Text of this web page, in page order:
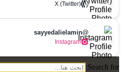
X (Twitter)
@sayyedalielamin
Instagram
Search for: